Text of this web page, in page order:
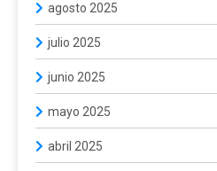
agosto 2025
julio 2025
junio 2025
mayo 2025
abril 2025